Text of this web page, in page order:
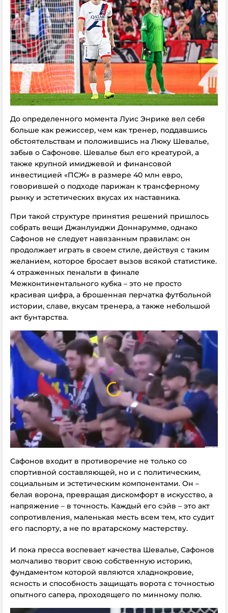
До определенного момента Луис Энрике вел себя
больше как режиссер, чем как тренер, поддавшись
обстоятельствам и положившись на Люку Шевалье,
забыв о Сафонове. Шевалье был его креатурой, а
также крупной имиджевой и финансовой
инвестицией «ПСЖ» в размере 40 млн евро,
говорившей о подходе парижан к трансферному
рынку и эстетических вкусах их наставника.
При такой структуре принятия решений пришлось
собрать вещи Джанлуиджи Доннарумме, однако
Сафонов не следует навязанным правилам: он
продолжает играть в своем стиле, действуя с таким
желанием, которое бросает вызов всякой статистике.
4 отраженных пенальти в финале
Межконтинентального кубка – это не просто
красивая цифра, а брошенная перчатка футбольной
истории, славе, вкусам тренера, а также небольшой
акт бунтарства.
Сафонов входит в противоречие не только со
спортивной составляющей, но и с политическим,
социальным и эстетическим компонентами. Он –
белая ворона, превращая дискомфорт в искусство, а
напряжение – в точность. Каждый его сэйв – это акт
сопротивления, маленькая месть всем тем, кто судит
его паспорту, а не по вратарскому мастерству.
И пока пресса воспевает качества Шевалье, Сафонов
молчаливо творит свою собственную историю,
фундаментом которой являются хладнокровие,
ясность и способность защищать ворота с точностью
опытного сапера, проходящего по минному полю.